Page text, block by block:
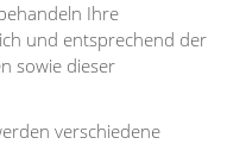
Ihre
und entsprechend der
sowie dieser
verschiedene